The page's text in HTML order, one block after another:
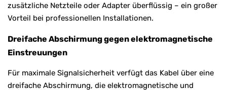
zusätzliche Netzteile oder Adapter überflüssig – ein großer
Vorteil bei professionellen Installationen.
Dreifache Abschirmung gegen elektromagnetische
Einstreuungen
Für maximale Signalsicherheit verfügt das Kabel über eine
dreifache Abschirmung, die elektromagnetische und